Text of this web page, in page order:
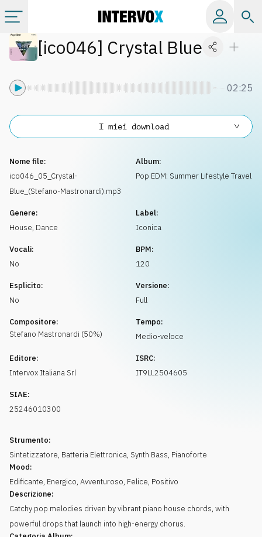
Categorie
Album
Playlist
Licenze
Info
[ico046] Crystal Blue
02:25
Nome file:
ico046_05_Crystal-
Blue_(Stefano-Mastronardi).mp3
Album:
Pop EDM: Summer Lifestyle Travel
Genere:
House, Dance
Label:
Iconica
Vocali:
No
BPM:
120
Esplicito:
No
Versione:
Full
Compositore:
Stefano Mastronardi (50%)
Tempo:
Medio-veloce
Editore:
Intervox Italiana Srl
ISRC:
IT9LL2504605
SIAE:
25246010300
Strumento:
Sintetizzatore, Batteria Elettronica, Synth Bass, Pianoforte
Mood:
Edificante, Energico, Avventuroso, Felice, Positivo
Descrizione:
Catchy pop melodies driven by vibrant piano house chords, with
powerful drops that launch into high-energy chorus.
I miei download